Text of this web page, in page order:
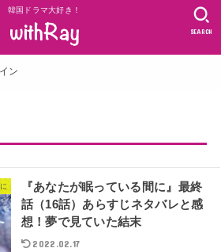
韓国ドラマ大好き！
SEARCH
ン
『あなたが眠っている間に』最終
話（16話）あらすじネタバレと感
想！夢で見ていた結末
2022.02.17